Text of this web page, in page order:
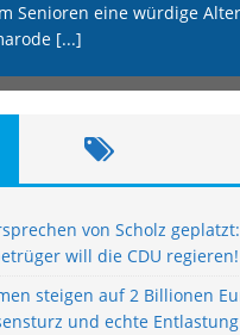
Senioren eine würdige
[...]
von Scholz
will die CDU regieren!
steigen auf 2 Billionen
und echte